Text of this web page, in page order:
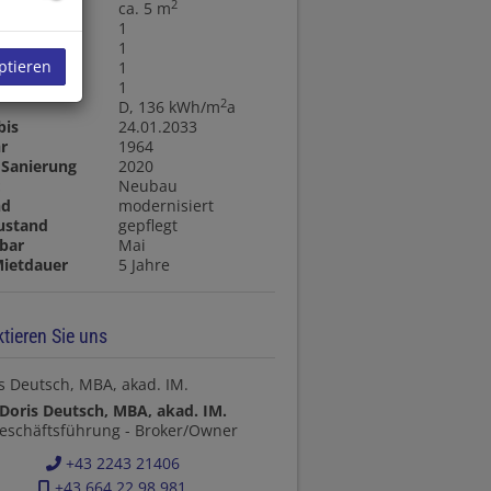
ca. 5 m2
1
1
1
1
D, 136 kWh/m2a
24.01.2033
1964
2020
Neubau
modernisiert
gepflegt
Mai
5 Jahre
Sie uns
Doris Deutsch, MBA, akad. IM.
- Broker/Owner
+43 2243 21406